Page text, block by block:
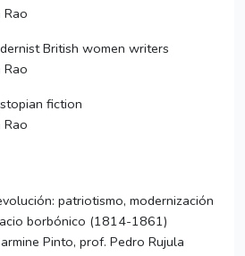
British women writers
fiction
patriotismo, modernización
borbónico (1814-1861)
Pinto, prof. Pedro Rujula